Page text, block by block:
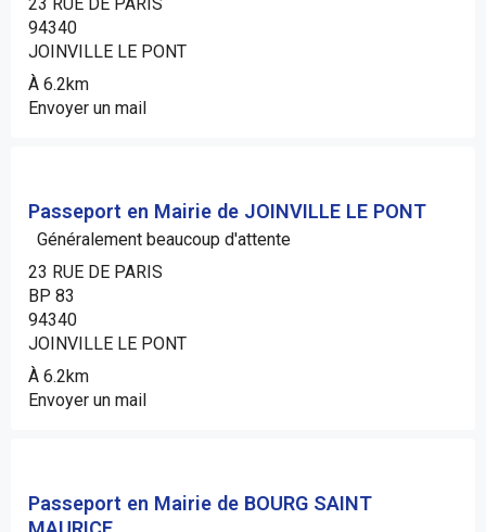
23 RUE DE PARIS
94340
JOINVILLE LE PONT
À 6.2km
Envoyer un mail
Passeport en Mairie de JOINVILLE LE PONT
Généralement beaucoup d'attente
23 RUE DE PARIS
BP 83
94340
JOINVILLE LE PONT
À 6.2km
Envoyer un mail
Passeport en Mairie de BOURG SAINT